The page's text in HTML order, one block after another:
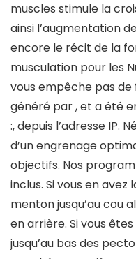
muscles stimule la
ainsi l’augmentation
encore le récit de la
musculation pour les
vous empêche pas de
généré par , et a été
:, depuis l’adresse IP.
d’un engrenage
objectifs. Nos
inclus. Si vous en
menton jusqu’au cou
en arrière. Si vous
jusqu’au bas des